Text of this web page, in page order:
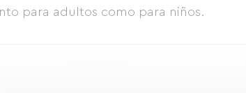
para adultos como para niños.